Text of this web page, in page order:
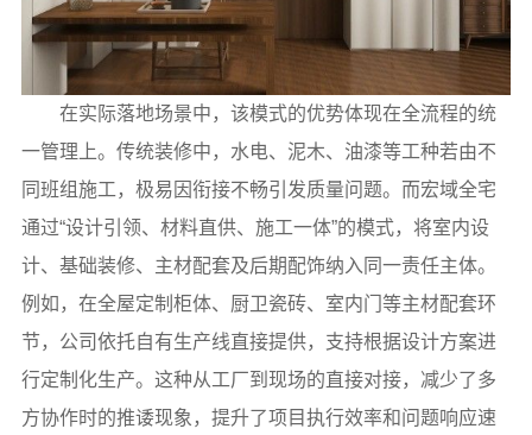
在实际落地场景中，该模式的优势体现在全流程的统
一管理上。传统装修中，水电、泥木、油漆等工种若由不
同班组施工，极易因衔接不畅引发质量问题。而宏域全宅
通过“设计引领、材料直供、施工一体”的模式，将室内设
计、基础装修、主材配套及后期配饰纳入同一责任主体。
例如，在全屋定制柜体、厨卫瓷砖、室内门等主材配套环
节，公司依托自有生产线直接提供，支持根据设计方案进
行定制化生产。这种从工厂到现场的直接对接，减少了多
方协作时的推诿现象，提升了项目执行效率和问题响应速